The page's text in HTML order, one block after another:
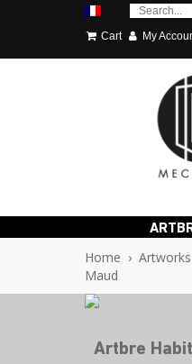
Cart My
Home › Artworks
Maud
Artbre